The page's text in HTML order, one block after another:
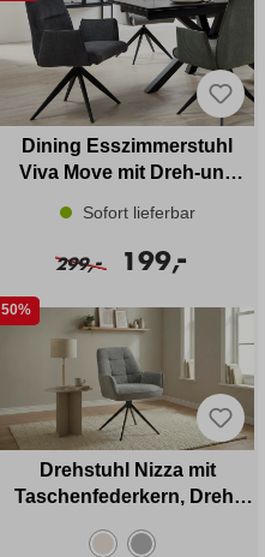
Dining Esszimmerstuhl
Viva Move mit Dreh-und
Sofort lieferbar
299,- 199,
-
50%
Drehstuhl Nizza mit
Taschenfederkern, Dreh-
Stoff